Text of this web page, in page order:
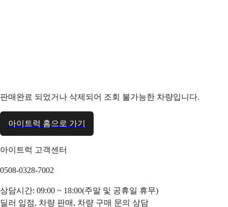
판매완료 되었거나 삭제되어 조회 불가능한 차량입니다.
아이트럭 홈으로 가기
아이트럭 고객센터
0508-0328-7002
상담시간: 09:00 ~ 18:00(주말 및 공휴일 휴무)
딜러 입점, 차량 판매, 차량 구매 문의 상담